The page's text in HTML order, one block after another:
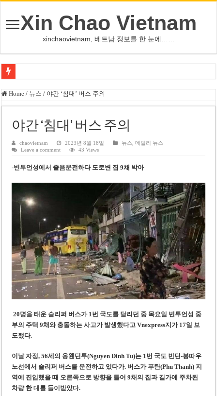
Xin Chao Vietnam
xinchaovietnam, 베트남 정보를 한 눈에……
오덕 목사, 32년 베트남 삶 담은 첫 디카시집 ‘한 컷의 서정’ 출간
베트남 화학·플라스틱 기업 납세 상위 10곳 공개…절반은 국영기업
MWG 대표 “올해 이익 목표 9조2천억동, 2~3개월 조기 달성 자신”
미화원 쪽방 휴게실 논란…허리도 못 펴는 열악한 환경
호찌민시, 올해 국경절 연휴 5일 연속 휴무 확정… 8월 29일~9월 2일
우크라이나 전황 1,623일: 키이우, 탄도미사일 요격 실패…드론, 모스크바 집
호찌민 Đá Đỏ 수로 정비 사업, 2026년 말 완공 목표
미 국방부, 육군 참모총장 임명 난항
조세심판원, 배우 유연석 30억 세금 불복 청구 기각
Home / 뉴스 / 야간 ‘침대’ 버스 주의
야간 ‘침대’ 버스 주의
chaovietnam 2023년 8월 18일 뉴스 ,데일리 뉴스
Leave a comment
43 Views
-빈투언성에서 졸음운전하다 도로변 집 9채 박아
20명을 태운 슬리퍼 버스가 1번 국도를 달리던 중 목요일 빈투언성 중
부의 주택 9채와 충돌하는 사고가 발생했다고 Vnexpress지가 17일 보
도했다.
이날 자정, 56세의 응웬딘투(Nguyen Dinh Tu)는 1번 국도 빈딘-붕따우
노선에서 슬리퍼 버스를 운전하고 있다가. 버스가 푸탄(Phu Thanh) 지
역에 진입했을 때 오른쪽으로 방향을 틀어 9채의 집과 길가에 주차된
차량 한 대를 들이받았다.